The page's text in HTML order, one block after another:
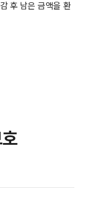
후 남은 금액을 환